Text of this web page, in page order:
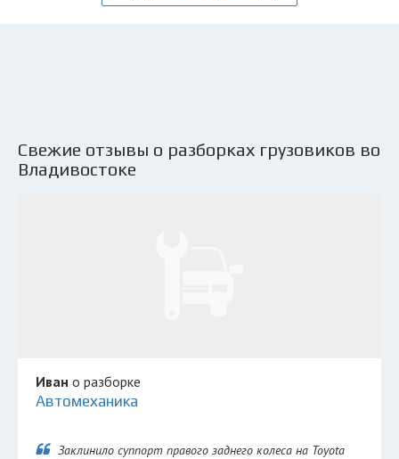
Свежие отзывы о разборках грузовиков во
Владивостоке
Иван о разборке
Автомеханика
Заклинило суппорт правого заднего колеса на Toyota